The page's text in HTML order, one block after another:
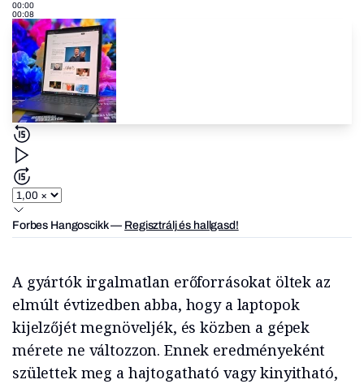
00:00
00:08
Forbes Hangoscikk— Regisztrálj és hallgasd!
A gyártók irgalmatlan erőforrásokat öltek az
elmúlt évtizedben abba, hogy a laptopok
kijelzőjét megnöveljék, és közben a gépek
mérete ne változzon. Ennek eredményeként
születtek meg a hajtogatható vagy kinyitható,